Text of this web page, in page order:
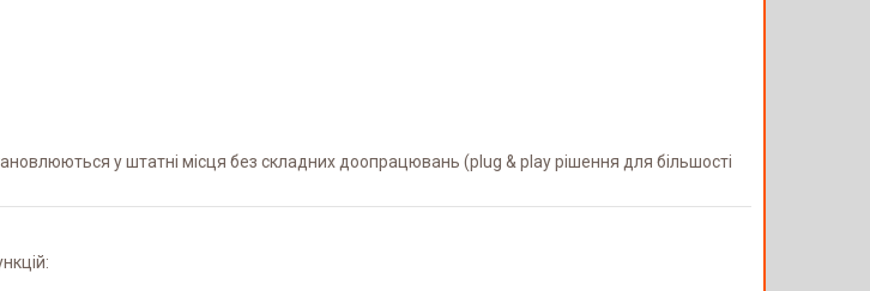
у штатні місця без складних доопрацювань (plug & play рішення для більшості